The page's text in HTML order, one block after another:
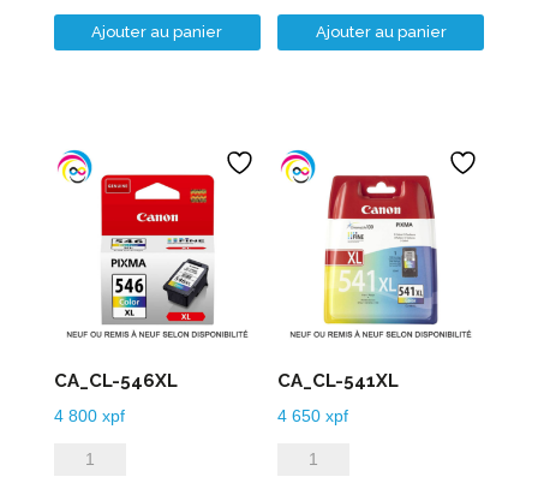
de
CA_CL-
Ajouter au panier
de
CA_CL-
Ajouter au panier
CA_CL-546XL
4 800 xpf
quantité
CA_CL-541XL
4 650xpf
quantité